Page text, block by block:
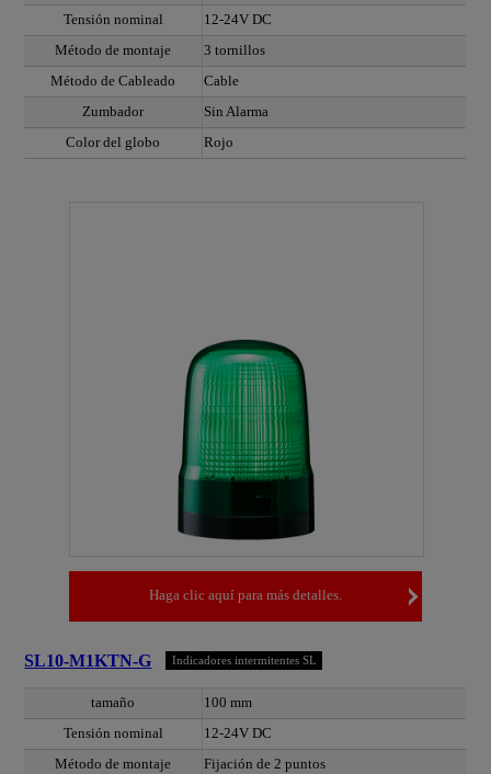
Tensión nominal
12-24V DC
Método de montaje
3 tornillos
Método de Cableado
Cable
Zumbador
Sin Alarma
Color del globo
Rojo
Haga clic aquí para más detalles.
SL10-M1KTN-G Indicadores intermitentes SL
tamaño
100 mm
Tensión nominal
12-24V DC
Método de montaje
Fijación de 2 puntos